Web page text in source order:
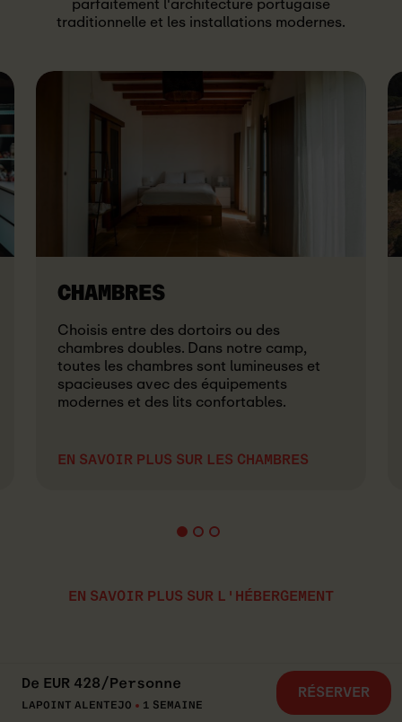
LAPOINT ALENTEJO 1 SEMAINE
De EUR 428/ Personne
RÉSERVER
traditionnelle et les installations modernes.
CHAMBRES
Choisis entre des dortoirs ou des
chambres doubles. Dans notre camp,
toutes les chambres sont lumineuses et
spacieuses avec des équipements
modernes et des lits confortables.
EN SAVOIR PLUS SUR LES CHAMBRES
EN SAVOIR PLUS SUR L'HÉBERGEMENT